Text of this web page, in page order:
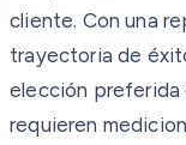
cliente. Con una
trayectoria de
elección preferida
requieren